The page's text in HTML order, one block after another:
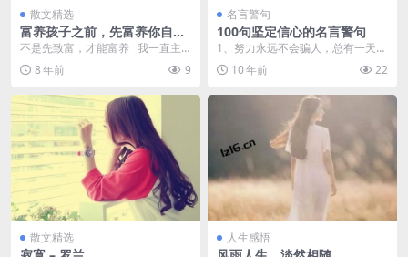
散文精选
富养孩子之前，先富养你自己
– 艾小羊
不是先致富，才能富养 我一直主
张孩子要富养。但我并不同意要先
富，才...
8 年前 9
名言警句
100句坚定信心的名言警句
1、努力永远不会骗人，总有一天你
会发现你的坚持回报了你的期许。
2... 10 年前 22
散文精选 人生感悟